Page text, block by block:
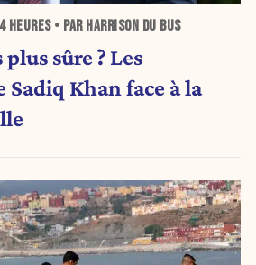
4 HEURES• PAR HARRISON DU BUS
sûre ? Les
Sadiq Khan face à la